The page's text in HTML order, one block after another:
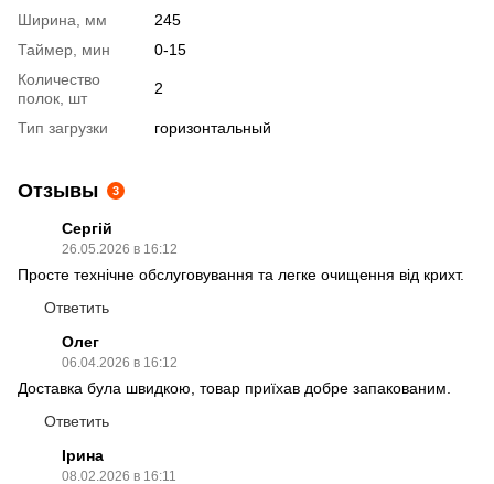
Ширина, мм
245
Таймер, мин
0-15
Количество
полок, шт
2
Тип загрузки горизонтальный
Отзывы 3
Сергій
26.05.2026 в 16:12
Просте технічне обслуговування та легке очищення від крихт.
Ответить
Олег
06.04.2026 в 16:12
Доставка була швидкою, товар приїхав добре запакованим.
Ответить
Ірина
08.02.2026 в 16:11